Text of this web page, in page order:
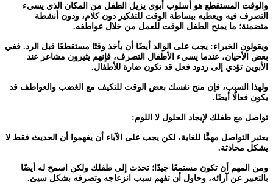
والوقت المستقطع هو أسلوب أبوي يزيل الطفل من المكان الذي يسيء
التصرف فيه ويعطيه ببساطة الوقت للتفكير دون كلام، ودون أنشطة
متضمنة؛ ما يمنح الطفل الوقت للعمل من خلال عواطفه.
ويقولون الخبراء: يجب على الوالد أيضًا أن يأخذ وقتًا مستقطعًا قبل الرد. ففي
بعض الأحيان، عندما يسيء الأطفال التصرف، فإنهم يثيرون مشاعر عند
الأبوين تؤدي إلى ردود فعل قد تكون ضارة للأطفال.
ولهذا السبب، فإن منح نفسك بعض الوقت للتكيف مع الغضب والعواطف قد
يكون فعالًا أيضًا.
تواصل مع طفلك لإيجاد الحلول لا اللوم:
يعتبر التواصل مهمًّا للغاية، لكن يجب على الآباء أن يفهموا أن الحديث فقط لا
يشكل محادثة.
ومن المهم أن تكون مستمعًا جيدًا؛ تحدث إلى طفلك ولكن اسمح له أيضًا
بالتعبير عن آرائه، وحاول أن تفهم سبب انزعاجه وتصرفه بشكل سيئ.